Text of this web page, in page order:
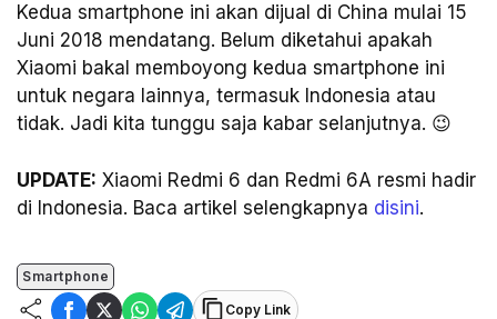
Kedua smartphone ini akan dijual di China mulai 15
Juni 2018 mendatang. Belum diketahui apakah
Xiaomi bakal memboyong kedua smartphone ini
untuk negara lainnya, termasuk Indonesia atau
tidak. Jadi kita tunggu saja kabar selanjutnya. 😉
UPDATE: Xiaomi Redmi 6 dan Redmi 6A resmi hadir
di Indonesia. Baca artikel selengkapnya disini.
Smartphone
Copy Link